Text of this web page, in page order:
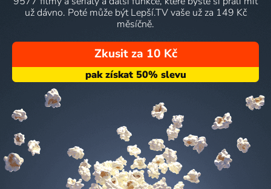
už dávno. Poté může být Lepší.TV vaše už za 149 Kč
měsíčně.
Zkusit za 10 Kč